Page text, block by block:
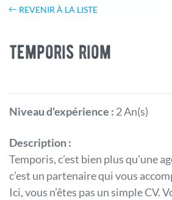
REVENIR À LA LISTE
temporis riom
Niveau d'expérience : 2 An(s)
Description :
Temporis, c’est bien plus qu’une
c’est un partenaire qui vous
Ici, vous n’êtes pas un simple CV.